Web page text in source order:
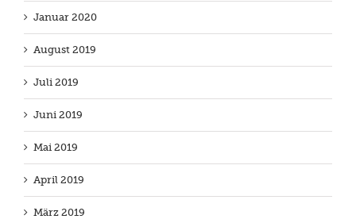
Januar 2020
August 2019
Juli 2019
Juni 2019
Mai 2019
April 2019
März 2019